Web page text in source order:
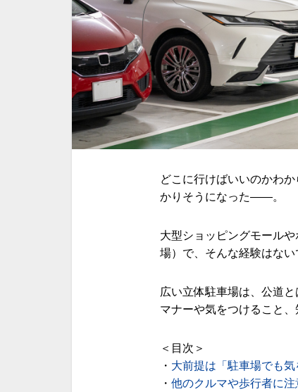
どこに行けばいいのかわ
かりそうになった――。
大型ショッピングモール
場）で、そんな経験はない
広い立体駐車場は、公道
マナーや気をつけること
＜目次＞
・ 大前提は「駐車場でも
・ 他のクルマや歩行者に注